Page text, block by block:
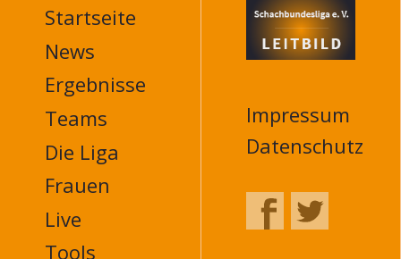
MAIN
NAVIGATION
FOOTER
Startseite
News
Ergebnisse
Teams
Die Liga
Frauen
Live
Tools
Impressum
Datenschutz